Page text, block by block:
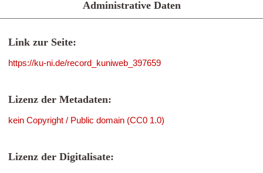
Administrative Daten
Link zur Seite:
https://ku-ni.de/record_kuniweb_397659
Lizenz der Metadaten:
kein Copyright / Public domain (CC0 1.0)
Lizenz der Digitalisate: